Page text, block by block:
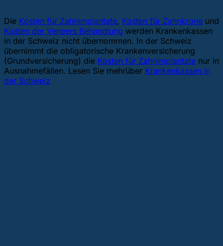
Die Kosten für Zahnimplantate, Kosten für Zahnkrone und
Kosten der Veneers Behandlung werden Krankenkassen
in der Schweiz nicht übernommen. In der Schweiz
übernimmt die obligatorische Krankenversicherung
(Grundversicherung) die Kosten für Zahnimplantate nur in
Ausnahmefällen. Lesen Sie mehrüber Krankenkassen in
der Schweiz